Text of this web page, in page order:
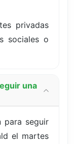
privadas
sociales o
una
para seguir
el martes